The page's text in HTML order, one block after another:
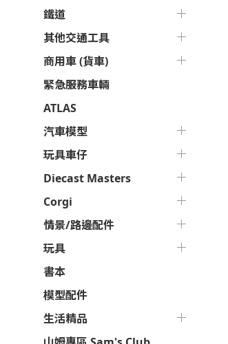
鐵道
其他交通工具
商用車 (貨車)
緊急服務車輛
ATLAS
汽車模型
玩具車仔
Diecast Masters
Corgi
情景/路邊配件
玩具
書本
模型配件
生活精品